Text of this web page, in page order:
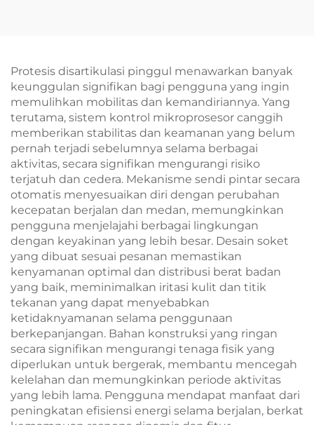
Protesis disartikulasi pinggul menawarkan banyak
keunggulan signifikan bagi pengguna yang ingin
memulihkan mobilitas dan kemandiriannya. Yang
terutama, sistem kontrol mikroprosesor canggih
memberikan stabilitas dan keamanan yang belum
pernah terjadi sebelumnya selama berbagai
aktivitas, secara signifikan mengurangi risiko
terjatuh dan cedera. Mekanisme sendi pintar secara
otomatis menyesuaikan diri dengan perubahan
kecepatan berjalan dan medan, memungkinkan
pengguna menjelajahi berbagai lingkungan
dengan keyakinan yang lebih besar. Desain soket
yang dibuat sesuai pesanan memastikan
kenyamanan optimal dan distribusi berat badan
yang baik, meminimalkan iritasi kulit dan titik
tekanan yang dapat menyebabkan
ketidaknyamanan selama penggunaan
berkepanjangan. Bahan konstruksi yang ringan
secara signifikan mengurangi tenaga fisik yang
diperlukan untuk bergerak, membantu mencegah
kelelahan dan memungkinkan periode aktivitas
yang lebih lama. Pengguna mendapat manfaat dari
peningkatan efisiensi energi selama berjalan, berkat